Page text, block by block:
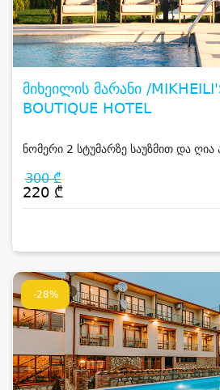
მიხეილის მარანი /
BOUTIQUE HOTEL
ნომერი 2 სტუმარზე საუზმით და ღია
300 ₾
220 ₾
-28%